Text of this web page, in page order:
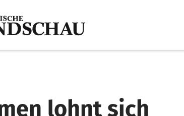
lohnt sich